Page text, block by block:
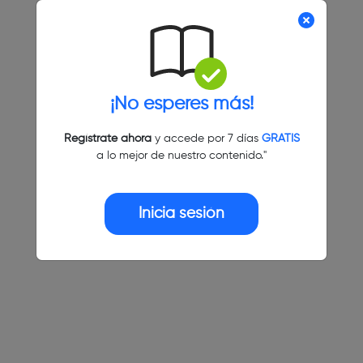
¡No esperes más!
Regístrate ahoray accede por 7 días GRATIS
a lo mejor de nuestro contenido."
Inicia sesión